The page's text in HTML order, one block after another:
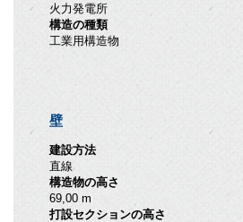
火力発電所
構造の種類
工業用構造物
壁
建設方法
直線
構造物の高さ
69,00 m
打設セクションの高さ